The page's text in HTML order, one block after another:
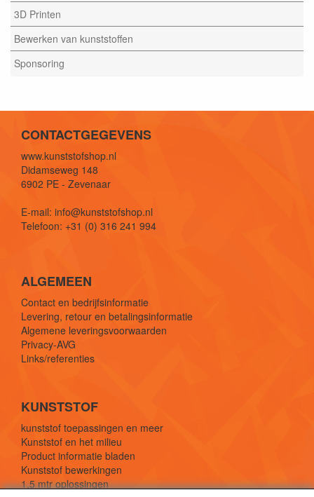
3D Printen
Bewerken van kunststoffen
Sponsoring
CONTACTGEGEVENS
www.kunststofshop.nl
Didamseweg 148
6902 PE - Zevenaar
E-mail: info@kunststofshop.nl
Telefoon: +31 (0) 316 241 994
ALGEMEEN
Contact en bedrijfsinformatie
Levering, retour en betalingsinformatie
Algemene leveringsvoorwaarden
Privacy-AVG
Links/referenties
KUNSTSTOF
kunststof toepassingen en meer
Kunststof en het milieu
Product informatie bladen
Kunststof bewerkingen
1,5 mtr oplossingen